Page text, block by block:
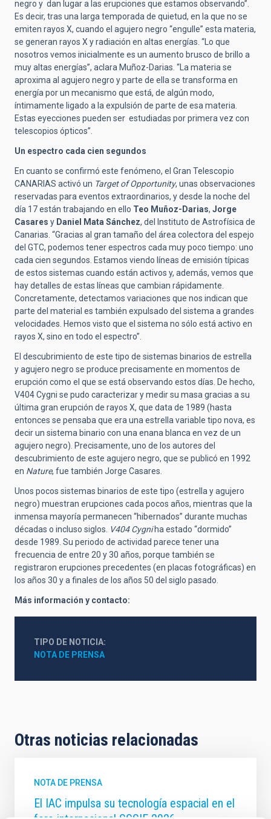
negro y dan lugar a las erupciones que estamos observando”.
Es decir, tras una larga temporada de quietud, en la que no se
emiten rayos X, cuando el agujero negro “engulle” esta materia,
se generan rayos X y radiación en altas energías. “Lo que
nosotros vemos inicialmente es un aumento brusco de brillo a
muy altas energías”, aclara Muñoz-Darias. “La materia se
aproxima al agujero negro y parte de ella se transforma en
energía por un mecanismo que está, de algún modo,
íntimamente ligado a la expulsión de parte de esa materia.
Estas eyecciones pueden ser estudiadas por primera vez con
telescopios ópticos”.
Un espectro cada cien segundos
En cuanto se confirmó este fenómeno, el Gran Telescopio
CANARIAS activó un Target of Opportunity, unas observaciones
reservadas para eventos extraordinarios, y desde la noche del
día 17 están trabajando en ello Teo Muñoz-Darias, Jorge
Casares y Daniel Mata Sánchez, del Instituto de Astrofísica de
Canarias. “Gracias al gran tamaño del área colectora del espejo
del GTC, podemos tener espectros cada muy poco tiempo: uno
cada cien segundos. Estamos viendo líneas de emisión típicas
de estos sistemas cuando están activos y, además, vemos que
hay detalles de estas líneas que cambian rápidamente.
Concretamente, detectamos variaciones que nos indican que
parte del material es también expulsado del sistema a grandes
velocidades. Hemos visto que el sistema no sólo está activo en
rayos X, sino en todo el espectro”.
El descubrimiento de este tipo de sistemas binarios de estrella
y agujero negro se produce precisamente en momentos de
erupción como el que se está observando estos días. De hecho,
V404 Cygni se pudo caracterizar y medir su masa gracias a su
última gran erupción de rayos X, que data de 1989 (hasta
entonces se pensaba que era una estrella variable tipo nova, es
decir un sistema binario con una enana blanca en vez de un
agujero negro). Precisamente, uno de los autores del
descubrimiento de este agujero negro, que se publicó en 1992
en Nature, fue también Jorge Casares.
Unos pocos sistemas binarios de este tipo (estrella y agujero
negro) muestran erupciones cada pocos años, mientras que la
inmensa mayoría permanecen “hibernados” durante muchas
décadas o incluso siglos. V404 Cygniha estado “dormido”
desde 1989. Su periodo de actividad parece tener una
frecuencia de entre 20 y 30 años, porque también se
registraron erupciones precedentes (en placas fotográficas) en
los años 30 y a finales de los años 50 del siglo pasado.
Más información y contacto:
TIPO DE NOTICIA
NOTA DE PRENSA
Otras noticias relacionadas
NOTA DE PRENSA
El IAC impulsa su tecnología espacial en el